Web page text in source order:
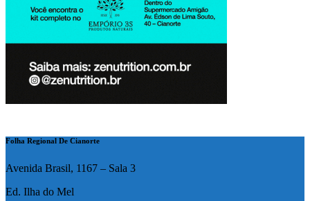
Folha Regional De Cianorte
Avenida Brasil, 1167 – Sala 3
Ed. Ilha do Mel